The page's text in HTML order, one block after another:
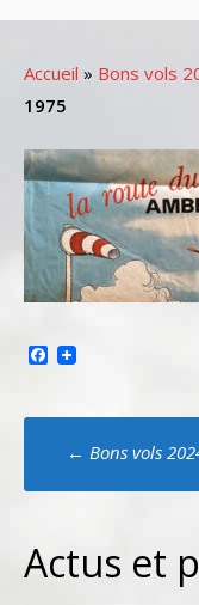
Accueil » Bons vols
1975
Facebook
Poste
← Bons vols
Actus et